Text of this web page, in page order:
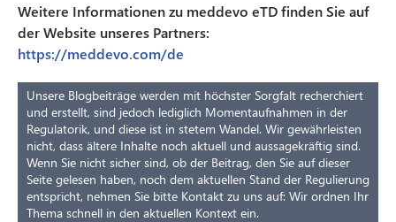
Weitere Informationen zu meddevo eTD finden Sie auf
der Website unseres Partners:
https://meddevo.com/de
Unsere Blogbeiträge werden mit höchster Sorgfalt recherchiert
und erstellt, sind jedoch lediglich Momentaufnahmen in der
Regulatorik, und diese ist in stetem Wandel. Wir gewährleisten
nicht, dass ältere Inhalte noch aktuell und aussagekräftig sind.
Wenn Sie nicht sicher sind, ob der Beitrag, den Sie auf dieser
Seite gelesen haben, noch dem aktuellen Stand der Regulierung
entspricht, nehmen Sie bitte Kontakt zu uns auf: Wir ordnen Ihr
Thema schnell in den aktuellen Kontext ein.